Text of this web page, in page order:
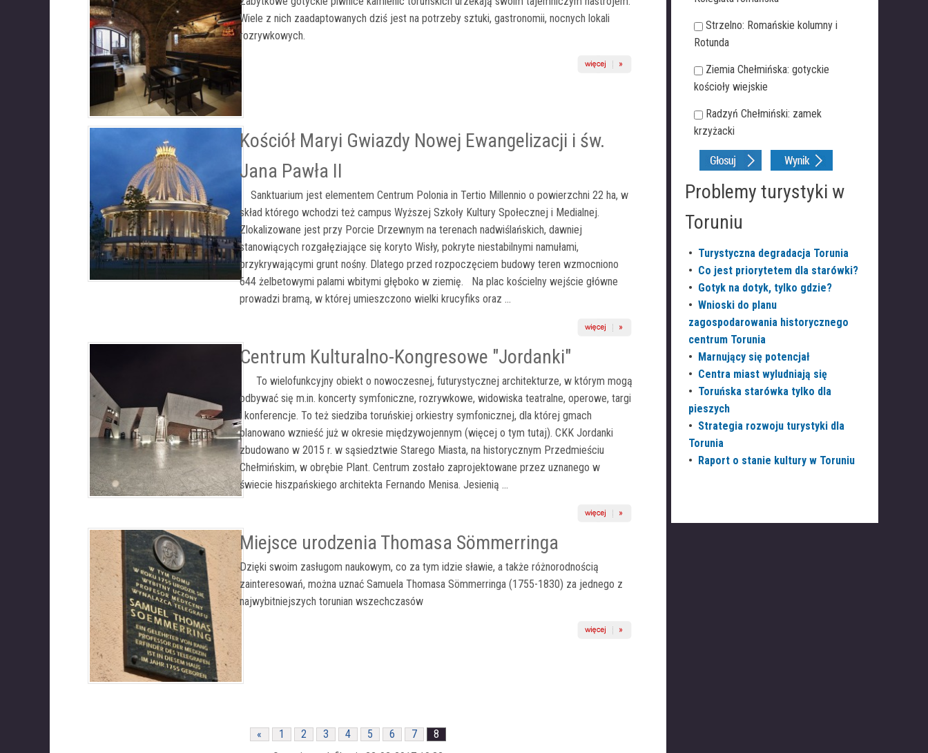
Wiele z nich zaadaptowanych dziś jest na potrzeby sztuki, gastronomii, nocnych lokali
rozrywkowych.
Kościół Maryi Gwiazdy Nowej Ewangelizacji i św.
Jana Pawła II
Sanktuarium jest elementem Centrum Polonia in Tertio Millennio o powierzchni 22 ha, w
skład którego wchodzi też campus Wyższej Szkoły Kultury Społecznej i Medialnej.
Zlokalizowane jest przy Porcie Drzewnym na terenach nadwiślańskich, dawniej
stanowiących rozgałęziające się koryto Wisły, pokryte niestabilnymi namułami,
przykrywającymi grunt nośny. Dlatego przed rozpoczęciem budowy teren wzmocniono
644 żelbetowymi palami wbitymi głęboko w ziemię. Na plac kościelny wejście główne
prowadzi bramą, w której umieszczono wielki krucyfiks oraz ...
Centrum Kulturalno-Kongresowe "Jordanki"
To wielofunkcyjny obiekt o nowoczesnej, futurystycznej architekturze, w którym mogą
odbywać się m.in. koncerty symfoniczne, rozrywkowe, widowiska teatralne, operowe, targi
i konferencje. To też siedziba toruńskiej orkiestry symfonicznej, dla której gmach
planowano wznieść już w okresie międzywojennym (więcej o tym tutaj). CKK Jordanki
zbudowano w 2015 r. w sąsiedztwie Starego Miasta, na historycznym Przedmieściu
Chełmińskim, w obrębie Plant. Centrum zostało zaprojektowane przez uznanego w
świecie hiszpańskiego architekta Fernando Menisa. Jesienią ...
Miejsce urodzenia Thomasa Sömmerringa
Dzięki swoim zasługom naukowym, co za tym idzie sławie, a także różnorodnością
zainteresowań, można uznać Samuela Thomasa Sömmerringa (1755-1830) za jednego z
najwybitniejszych torunian wszechczasów
« 1 2 3 4 5 6 7
8
Strzelno: Romańskie kolumny i
Rotunda
Ziemia Chełmińska: gotyckie
kościoły wiejskie
Radzyń Chełmiński: zamek
krzyżacki
Problemy turystyki w
Toruniu
• Turystyczna degradacja Torunia
• Co jest priorytetem dla starówki?
• Gotyk na dotyk, tylko gdzie?
• Wnioski do planu
zagospodarowania historycznego
centrum Torunia
•
Marnujący się potencjał
• Centra miast wyludniają się
• Toruńska starówka tylko dla
pieszych
• Strategia rozwoju turystyki dla
Torunia
•
Raport o stanie kultury w Toruniu